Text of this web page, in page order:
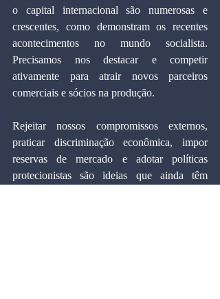
o capital internacional são numerosas e
crescentes, como demonstram os recentes
acontecimentos no mundo socialista.
Precisamos nos destacar e competir
ativamente para atrair novos parceiros
comerciais e sócios na produção.
Rejeitar nossos compromissos externos,
praticar discriminação econômica, impor
reservas de mercado e adotar políticas
protecionistas são ideias que ainda têm